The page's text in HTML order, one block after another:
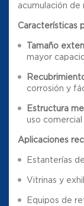
acumulación de
Características
Tamaño
mayor
corrosión y
Estructura
uso comercial
Aplicaciones
Estanterías
Vitrinas y
Equipos de